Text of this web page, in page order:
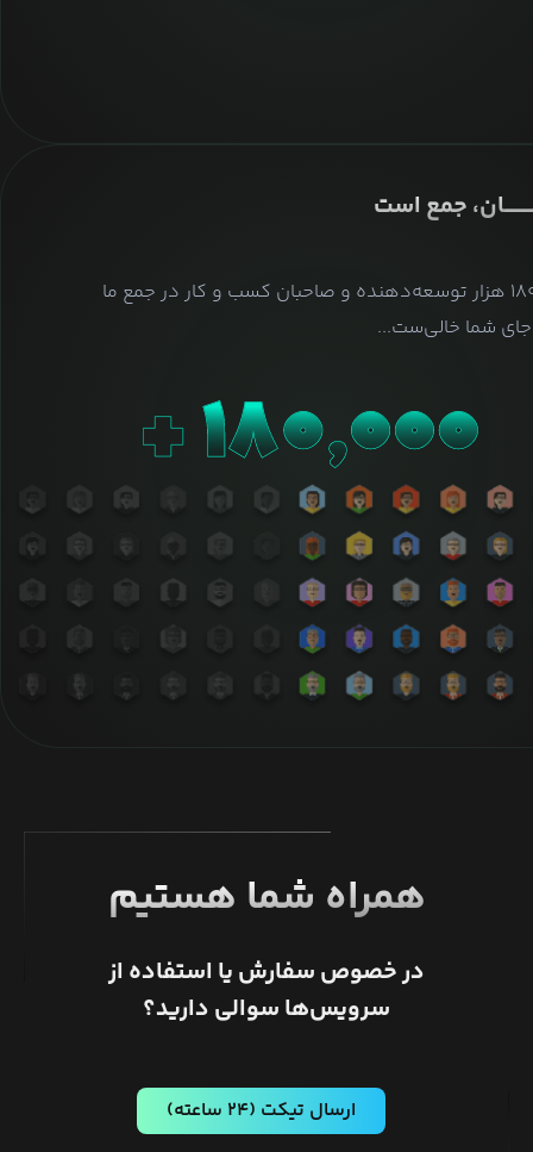
جمع است
بیش از ۱۸۰ هزار توسعه‌دهنده و صاحبان کسب و کار در جمع ما
شما خالی‌ست...
همراه شما هستیم
در خصوص سفارش یا استفاده از
سرویس‌ها سوالی دارید؟
ارسال تیکت (۲۴ ساعته)